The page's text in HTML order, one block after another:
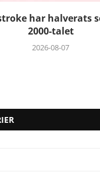
har halverats
2000-talet
2026-08-07